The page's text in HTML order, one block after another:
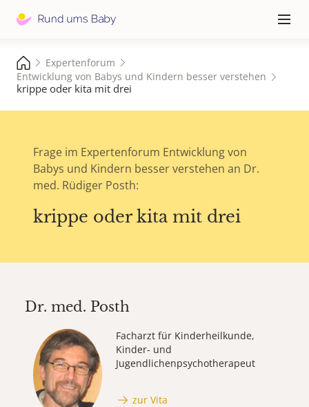
≡
Expertenforum
Entwicklung von Babys und Kindern besser verstehen
krippe oder kita mit drei
Frage im Expertenforum Entwicklung von
Babys und Kindern besser verstehen an Dr.
med. Rüdiger Posth:
krippe oder kita mit drei
Dr. med. Posth
Facharzt für Kinderheilkunde,
Kinder- und
Jugendlichenpsychotherapeut
zur Vita